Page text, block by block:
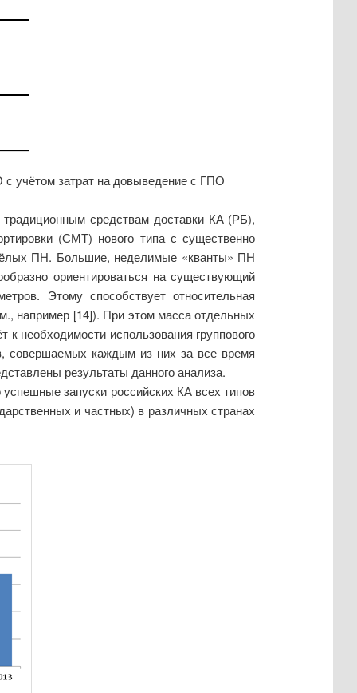
учётом затрат на довыведение с ГПО
средствам доставки КА (РБ),
(СМТ) нового типа с существенно
ПН. Большие, неделимые «кванты» ПН
ориентироваться на существующий
Этому способствует относительная
например [14]). При этом масса отдельных
необходимости использования группового
совершаемых каждым из них за все время
результаты данного анализа.
запуски российских КА всех типов
и частных) в различных странах